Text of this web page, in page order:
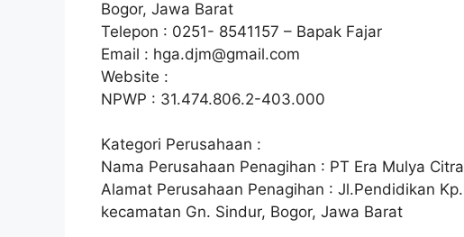
Bogor, Jawa Barat
Telepon : 0251- 8541157 – Bapak Fajar
Email : hga.djm@gmail.com
Website :
NPWP : 31.474.806.2-403.000
Kategori Perusahaan :
Nama Perusahaan Penagihan : PT Era Mulya
Alamat Perusahaan Penagihan : Jl.Pendidikan
kecamatan Gn. Sindur, Bogor, Jawa Barat